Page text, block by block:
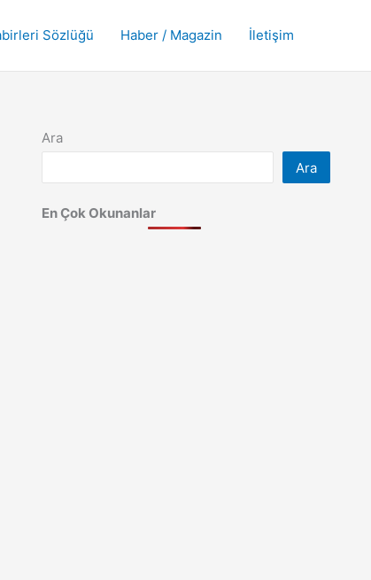
Sözlüğü Haber / Magazin İletişim
Ara
Ara
En Çok Okunanlar